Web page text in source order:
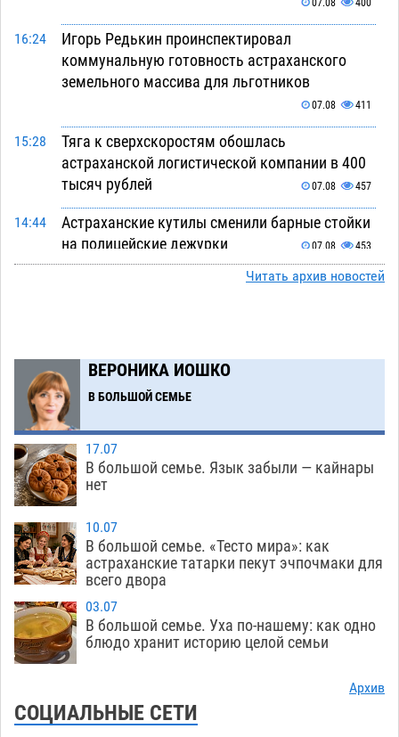
07.08 400
16:24
Игорь Редькин проинспектировал
коммунальную готовность астраханского
земельного массива для льготников
07.08 411
15:28
Тяга к сверхскоростям обошлась
астраханской логистической компании в 400
тысяч рублей
07.08 457
14:44
Астраханские кутилы сменили барные стойки
на полицейские дежурки
07.08 453
С 11 августа астраханские водоемы
13:29
Астраханский аэропорт попробует отбиться
от ворон в апелляционном суде
12:53
Астраханские археологи откопали древнюю
помойку
11:58
В Астрахани подросток угнал мотоцикл и
похитил чужие мобильник с банковскими
картами
11:20
Астраханцев ждут на парковом газоне с
призами и эрмитажными котами
10:43
Астраханский суд встал на сторону МЧС в
споре за возврат униформы
07.08
На Всероссийской Спартакиаде астраханские
гандболисты уступили казанским «драконам»
Читать архив новостей
ВЕРОНИКА ИОШКО
В БОЛЬШОЙ СЕМЬЕ
17.07
В большой семье. Язык забыли — кайнары
нет
10.07
В большой семье. «Тесто мира»: как
астраханские татарки пекут эчпочмаки для
всего двора
03.07
В большой семье. Уха по-нашему: как одно
блюдо хранит историю целой семьи
Архив
СОЦИАЛЬНЫЕ СЕТИ